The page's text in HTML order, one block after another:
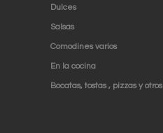
Dulces
Salsas
Comodines varios
En la cocina
Bocatas, tostas , pizzas y otros